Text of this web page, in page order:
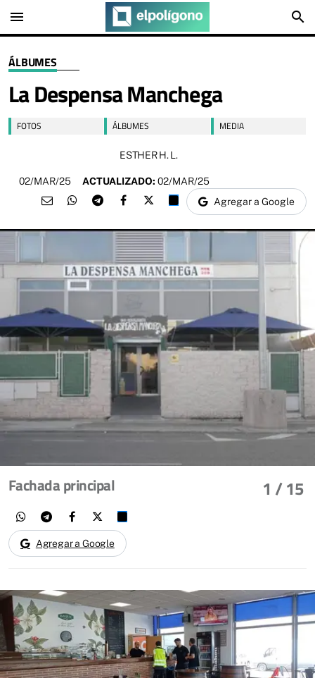
menu search
ÁLBUMES
La Despensa Manchega
FOTOS ÁLBUMES MEDIA
ESTHER H. L.
02/MAR/25 ACTUALIZADO: 02/MAR/25
Agregar a Google
1 / 15
Fachada principal
Agregar a Google